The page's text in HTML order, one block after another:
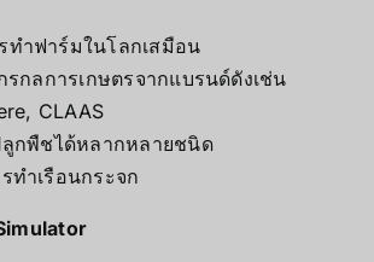
ทำฟาร์มในโลกเสมือน
รกลการเกษตรจากแบรนด์ดังเช่น
CLAAS
กพืชได้หลากหลายชนิด
ทำเรือนกระจก